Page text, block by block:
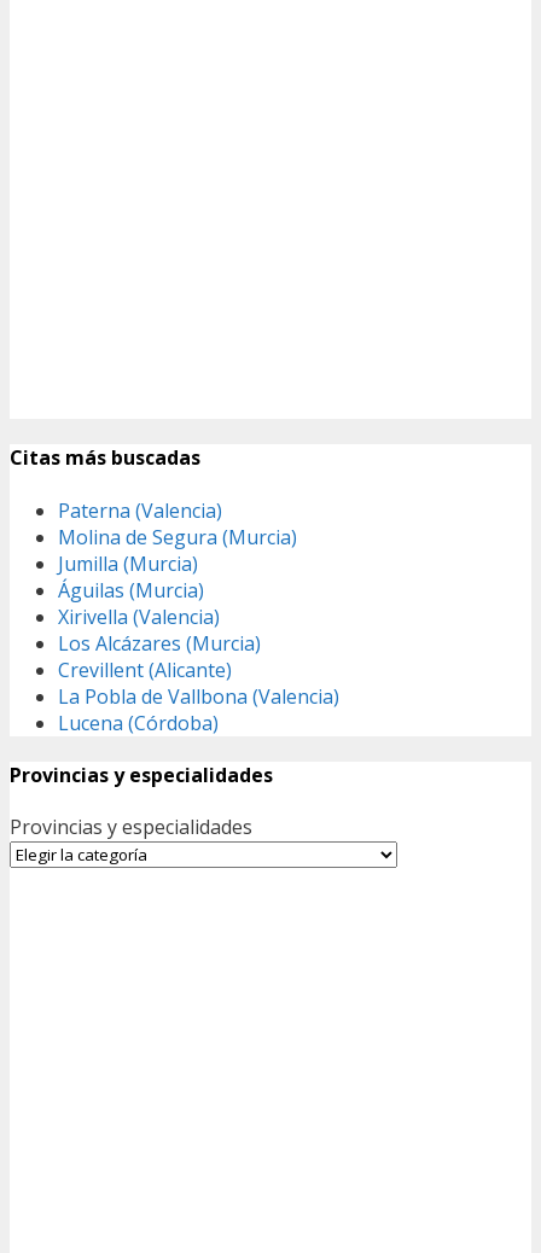
Citas más buscadas
Paterna (Valencia)
Molina de Segura (Murcia)
Jumilla (Murcia)
Águilas (Murcia)
Xirivella (Valencia)
Los Alcázares (Murcia)
Crevillent (Alicante)
La Pobla de Vallbona (Valencia)
Lucena (Córdoba)
Provincias y especialidades
Provincias y especialidades